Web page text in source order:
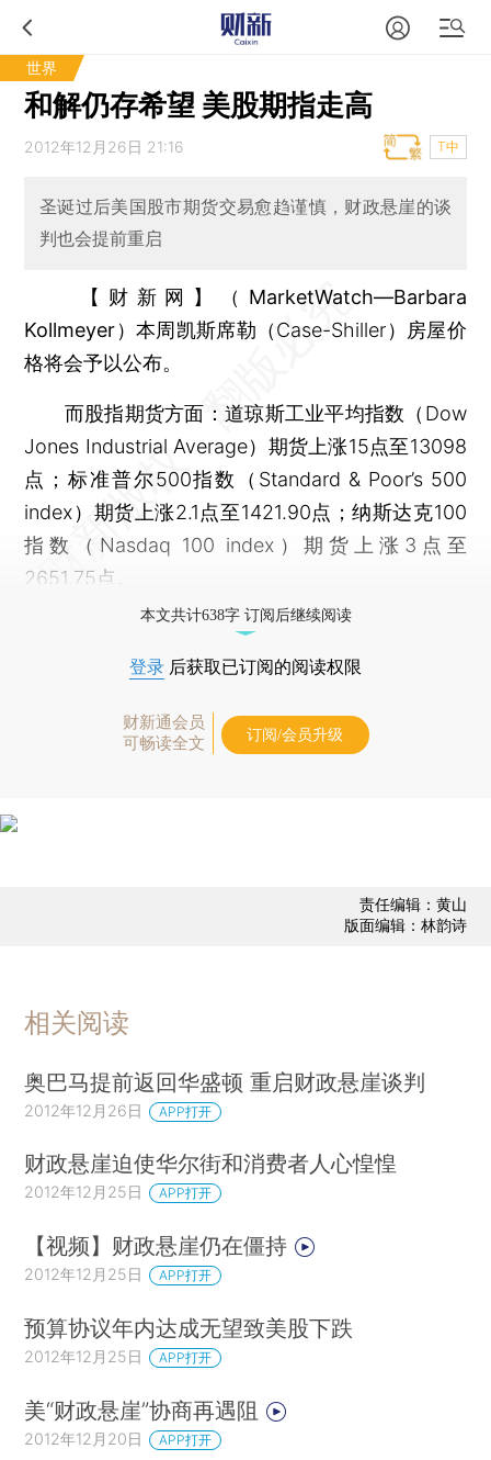
世界
和解仍存希望 美股期指走高
2012年12月26日 21:16 T中
圣诞过后美国股市期货交易愈趋谨慎，财政悬崖的谈
判也会提前重启
【财新网】（MarketWatch—Barbara
Kollmeyer）本周凯斯席勒（Case-Shiller）房屋价
格将会予以公布。
而股指期货方面：道琼斯工业平均指数（Dow
Jones Industrial Average）期货上涨15点至13098
点；标准普尔500指数（Standard & Poor’s 500
index）期货上涨2.1点至1421.90点；纳斯达克100
指数（Nasdaq 100 index）期货上涨3点至
2651.75点。
本文共计638字 订阅后继续阅读
登录 后获取已订阅的阅读权限
财新通会员
可畅读全文
订阅/会员升级
责任编辑：黄山
版面编辑：林韵诗
相关阅读
奥巴马提前返回华盛顿 重启财政悬崖谈判
2012年12月26日 APP打开
财政悬崖迫使华尔街和消费者人心惶惶
2012年12月25日 APP打开
【视频】财政悬崖仍在僵持
2012年12月25日 APP打开
预算协议年内达成无望致美股下跌
2012年12月25日 APP打开
美“财政悬崖”协商再遇阻
2012年12月20日 APP打开